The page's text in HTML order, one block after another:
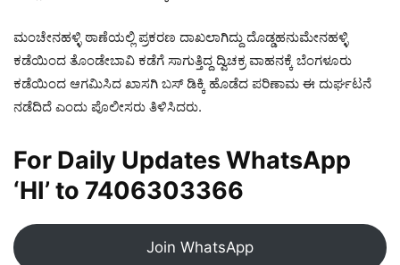
ಮಂಚೇನಹಳ್ಳಿ ಠಾಣೆಯಲ್ಲಿ ಪ್ರಕರಣ ದಾಖಲಾಗಿದ್ದು ದೊಡ್ಡಹನುಮೇನಹಳ್ಳಿ
ಕಡೆಯಿಂದ ತೊಂಡೇಬಾವಿ ಕಡೆಗೆ ಸಾಗುತ್ತಿದ್ದ ದ್ವಿಚಕ್ರ ವಾಹನಕ್ಕೆ ಬೆಂಗಳೂರು
‌ಕಡೆಯಿಂದ ಆಗಮಿಸಿದ ಖಾಸಗಿ ಬಸ್ ಡಿಕ್ಕಿ ಹೊಡೆದ ಪರಿಣಾಮ ಈ ದುರ್ಘಟನೆ
‌ನಡೆದಿದೆ ಎಂದು ಪೊಲೀಸರು ತಿಳಿಸಿದರು.
For Daily Updates WhatsApp
‘HI’ to 7406303366
Join WhatsApp